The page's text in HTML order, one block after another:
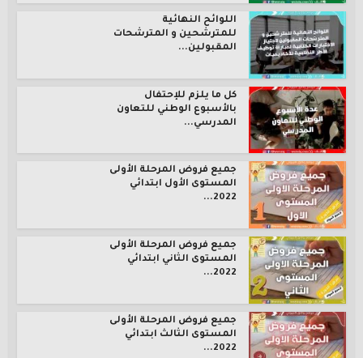
اللوائح النهائية
للمترشحين و المترشحات
المقبولين...
كل ما يلزم للإحتفال
بالأسبوع الوطني للتعاون
المدرسي...
جميع فروض المرحلة الأولى
المستوى الأول ابتدائي
2022...
جميع فروض المرحلة الأولى
المستوى الثاني ابتدائي
2022...
جميع فروض المرحلة الأولى
المستوى الثالث ابتدائي
2022...